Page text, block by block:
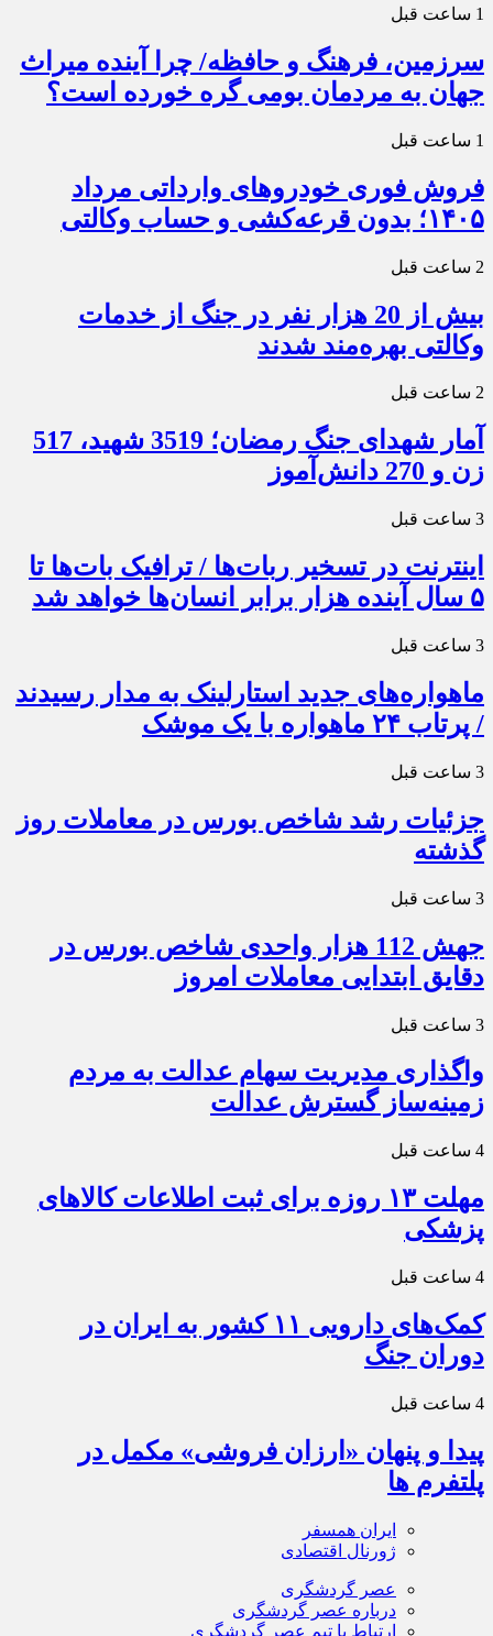
1 ساعت قبل
سرزمین، فرهنگ و حافظه/ چرا آینده میراث
جهان به مردمان بومی گره خورده است؟
1 ساعت قبل
فروش فوری خودروهای وارداتی مرداد
۱۴۰۵؛ بدون قرعه‌کشی و حساب وکالتی
2 ساعت قبل
بیش از 20 هزار نفر در جنگ از خدمات
وکالتی بهره‌مند شدند
2 ساعت قبل
آمار شهدای جنگ رمضان؛ 3519 شهید، 517
زن و 270 دانش‌آموز
3 ساعت قبل
اینترنت در تسخیر ربات‌ها / ترافیک بات‌ها تا
۵ سال آینده هزار برابر انسان‌ها خواهد شد
3 ساعت قبل
ماهواره‌های جدید استارلینک به مدار رسیدند
/ پرتاب ۲۴ ماهواره با یک موشک
3 ساعت قبل
جزئیات رشد شاخص بورس در معاملات روز
گذشته
3 ساعت قبل
جهش 112 هزار واحدی شاخص بورس در
دقایق ابتدایی معاملات امروز
3 ساعت قبل
واگذاری مدیریت سهام عدالت به مردم
زمینه‌ساز گسترش عدالت
4 ساعت قبل
مهلت ۱۳ روزه برای ثبت اطلاعات کالاهای
پزشکی
4 ساعت قبل
کمک‌های دارویی ۱۱ کشور به ایران در
دوران جنگ
4 ساعت قبل
پیدا و پنهان «ارزان فروشی» مکمل در
پلتفرم ها
ایران همسفر
ژورنال اقتصادی
عصر گردشگری
درباره عصر گردشگری
ارتباط با تیم عصر گردشگری